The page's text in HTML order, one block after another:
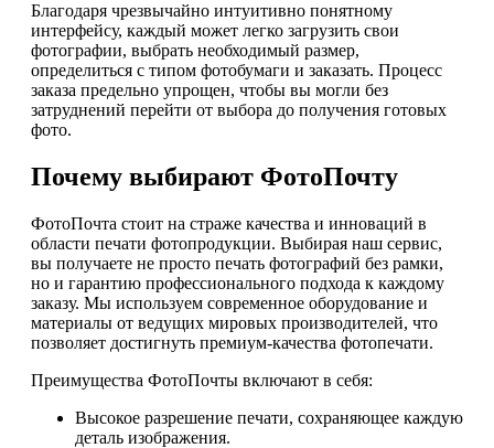
Благодаря чрезвычайно интуитивно понятному
интерфейсу, каждый может легко загрузить свои
фотографии, выбрать необходимый размер,
определиться с типом фотобумаги и заказать. Процесс
заказа предельно упрощен, чтобы вы могли без
затруднений перейти от выбора до получения готовых
фото.
Почему выбирают ФотоПочту
ФотоПочта стоит на страже качества и инноваций в
области печати фотопродукции. Выбирая наш сервис,
вы получаете не просто печать фотографий без рамки,
но и гарантию профессионального подхода к каждому
заказу. Мы используем современное оборудование и
материалы от ведущих мировых производителей, что
позволяет достигнуть премиум-качества фотопечати.
Преимущества ФотоПочты включают в себя:
Высокое разрешение печати, сохраняющее каждую
деталь изображения.